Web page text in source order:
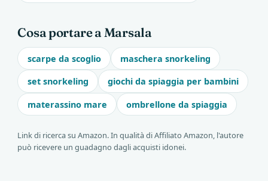
Cosa portare a Marsala
scarpe da scoglio maschera snorkeling
set snorkeling giochi da spiaggia per bambini
materassino mare ombrellone da spiaggia
Link di ricerca su Amazon. In qualità di Affiliato Amazon, l'autore
può ricevere un guadagno dagli acquisti idonei.